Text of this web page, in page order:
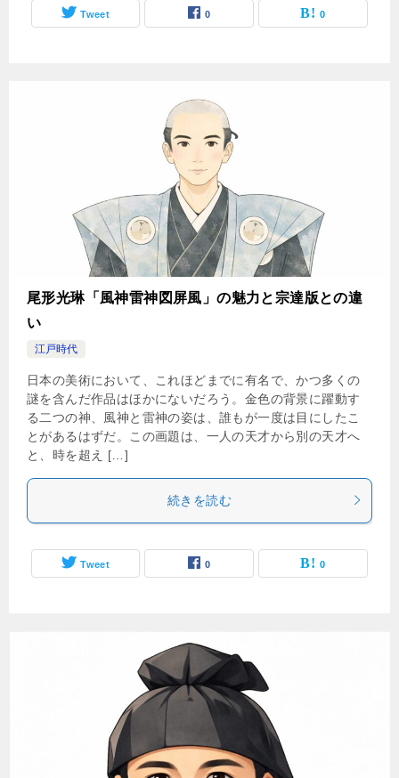
Tweet 0 0
尾形光琳「風神雷神図屏風」の魅力と宗達版との違
い
江戸時代
日本の美術において、これほどまでに有名で、かつ多くの
謎を含んだ作品はほかにないだろう。金色の背景に躍動す
る二つの神、風神と雷神の姿は、誰もが一度は目にしたこ
とがあるはずだ。この画題は、一人の天才から別の天才へ
と、時を超え […]
続きを読む
Tweet 0 0